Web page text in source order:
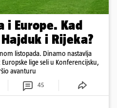
i Europe. Kad
i Rijeka?
listopada. Dinamo nastavlja
lige seli u Konferencijsku,
avanturu
45